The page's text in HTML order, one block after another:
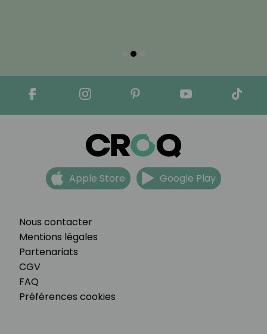
Nous contacter
Mentions légales
Partenariats
CGV
FAQ
Préférences cookies
Apple Store Google Play